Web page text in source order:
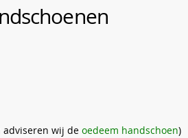
adviseren wij de oedeem handschoen)